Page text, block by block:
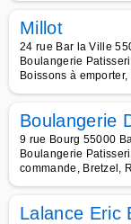
Millot
24 rue Bar la Ville
Boulangerie
Boissons à emporter,
Boulangerie
9 rue Bourg 55000
Boulangerie
commande, Bretzel, R
Lalance Eric